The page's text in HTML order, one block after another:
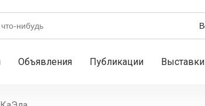
Объявления Публикации Выставки